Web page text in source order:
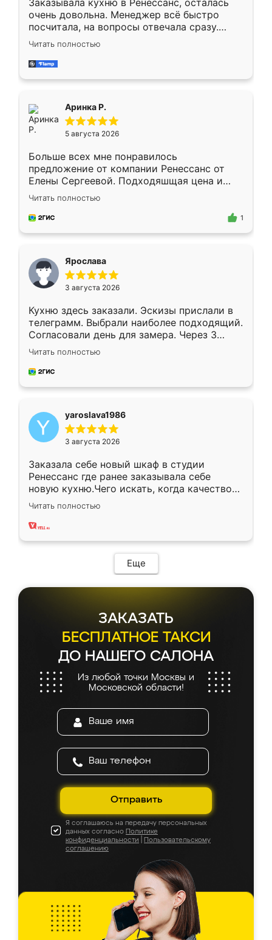
Заказывала кухню в Ренессанс, осталась
очень довольна. Менеджер всё быстро
посчитала, на вопросы отвечала сразу.
Замерщик приехал в субботу, подошёл к
делу со всей ответственностью. Собрали
за день, ребята работали аккуратно, даже
Читать полностью
Аринка Р.
5 августа 2026
Больше всех мне понравилось
предложение от компании Ренессанс от
Елены Сергеевой. Подходяшщая цена и
короткие сроки изготовления. Приехавший
для замера сотрудник Владислав
предложил по моему эскизу самый
Читать полностью
1
Ярослава
3 августа 2026
Кухню здесь заказали. Эскизы прислали в
телеграмм. Выбрали наиболее подходящий.
Согласовали день для замера. Через 3
недели кухня была уже готова. Остались
довольны работой. Спасибо Ренессанс
мебель за качественную работу!
Читать полностью
yaroslava1986
3 августа 2026
Заказала себе новый шкаф в студии
Ренессанс где ранее заказывала себе
новую кухню.Чего искать, когда качеством
вполне довольна. Служит кухня уже почти
два года, нареканий нет.
Читать полностью
Еще
ЗАКАЗАТЬ
БЕСПЛАТНОЕ ТАКСИ
ДО НАШЕГО САЛОНА
Из любой точки Москвы и
Московской области!
Отправить
Я соглашаюсь на передачу персональных
данных согласно Политике
конфиденциальности
Пользовательскому
соглашению